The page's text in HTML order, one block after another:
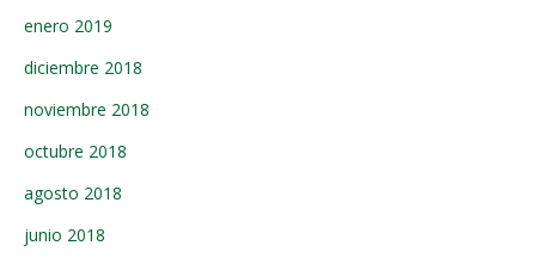
enero 2019
diciembre 2018
noviembre 2018
octubre 2018
agosto 2018
junio 2018